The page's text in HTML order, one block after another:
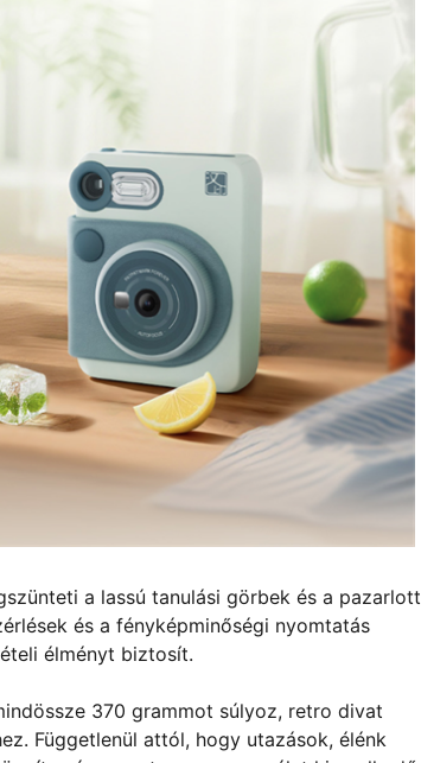
a lassú tanulási görbek és a pazarlott
és a fényképminőségi nyomtatás
élményt biztosít.
370 grammot súlyoz, retro divat
Függetlenül attól, hogy utazások, élénk